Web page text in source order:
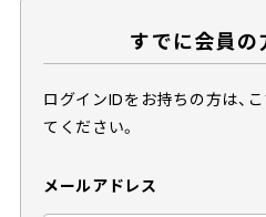
すでに会員の
ログインIDをお持ちの方は、
てください。
メールアドレス